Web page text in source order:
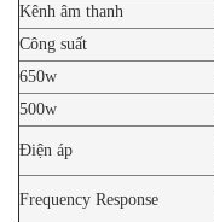
Kênh âm thanh
Công suất
650w
500w
Điện áp
Frequency Response